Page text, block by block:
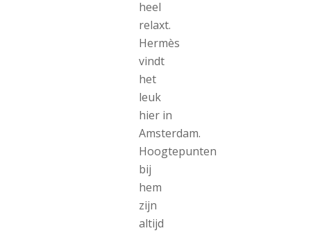
heel
relaxt.
Hermès
vindt
het
leuk
hier in
Amsterdam.
Hoogtepunten
bij
hem
zijn
altijd